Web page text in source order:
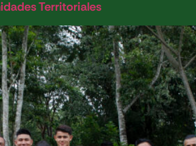
Territoriales